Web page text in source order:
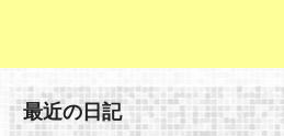
最近の日記